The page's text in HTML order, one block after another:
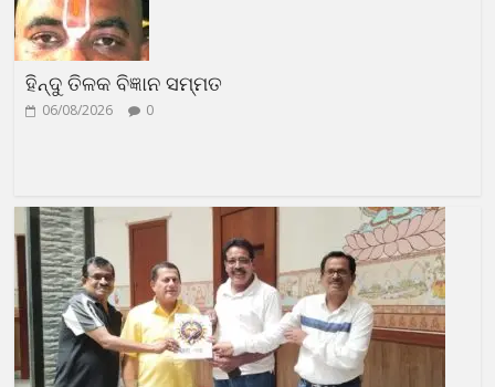
ହିନ୍ଦୁ ତିଳକ ବିଜ୍ଞାନ ସମ୍ମତ
06/08/2026 0